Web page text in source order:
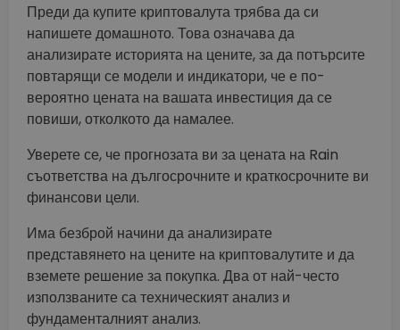
Преди да купите криптовалута трябва да си
напишете домашното. Това означава да
анализирате историята на цените, за да потърсите
повтарящи се модели и индикатори, че е по-
вероятно цената на вашата инвестиция да се
повиши, отколкото да намалее.
Уверете се, че прогнозата ви за цената на Rain
съответства на дългосрочните и краткосрочните ви
финансови цели.
Има безброй начини да анализирате
представянето на цените на криптовалутите и да
вземете решение за покупка. Два от най-често
използваните са техническият анализ и
фундаменталният анализ.